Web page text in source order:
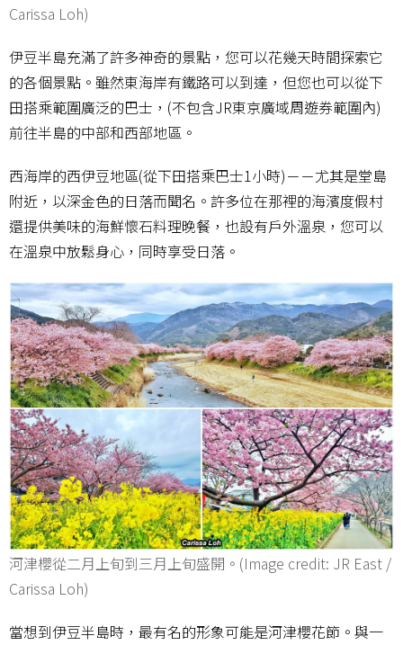
Carissa Loh)
伊豆半島充滿了許多神奇的景點，您可以花幾天時間探索它
的各個景點。雖然東海岸有鐵路可以到達，但您也可以從下
田搭乘範圍廣泛的巴士，(不包含JR東京廣域周遊券範圍內)
前往半島的中部和西部地區。
西海岸的西伊豆地區(從下田搭乘巴士1小時)－－尤其是堂島
附近，以深金色的日落而聞名。許多位在那裡的海濱度假村
還提供美味的海鮮懷石料理晚餐，也設有戶外溫泉，您可以
在溫泉中放鬆身心，同時享受日落。
河津櫻從二月上旬到三月上旬盛開。(Image credit: JR East /
Carissa Loh)
當想到伊豆半島時，最有名的形象可能是河津櫻花節。與一